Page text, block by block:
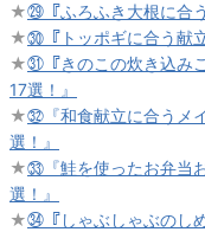
★㉙『ふろふき大根に合
★㉚『トッポギに合う献
★㉛『きのこの炊き込み
17選！』
★㉜『和食献立に合うメ
選！』
★㉝『鮭を使ったお弁当
選！』
★㉞『しゃぶしゃぶのし